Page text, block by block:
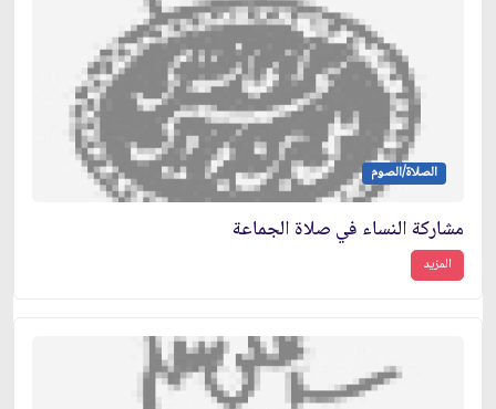
الصلاة/الصوم
مشاركة النساء في صلاة الجماعة
المزيد